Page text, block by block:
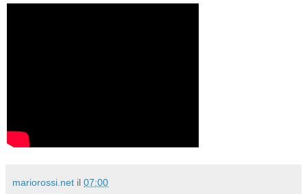
mariorossi.net il 07:00